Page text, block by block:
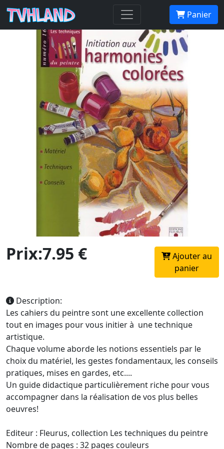
Panier
Initiation aux harmonies colorées
Prix:7.95 €
Ajouter au
panier
Description:
Les cahiers du peintre sont une excellente collection
tout en images pour vous initier à une technique
artistique.
Chaque volume aborde les notions essentiels par le
choix du matériel, les gestes fondamentaux, les conseils
pratiques, mises en gardes, etc....
Un guide didactique particulièrement riche pour vous
accompagner dans la réalisation de vos plus belles
oeuvres!
Editeur : Fleurus, collection Les techniques du peintre
Nombre de pages : 32 pages couleurs